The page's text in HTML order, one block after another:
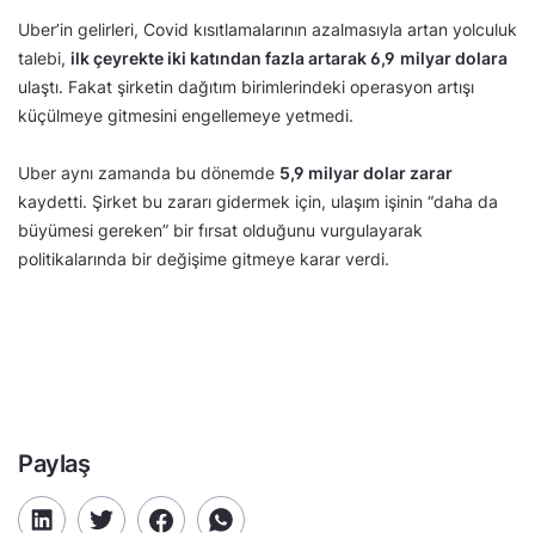
Uber’in gelirleri, Covid kısıtlamalarının azalmasıyla artan yolculuk
talebi, ilk çeyrekte iki katından fazla artarak 6,9 milyar dolara
ulaştı. Fakat şirketin dağıtım birimlerindeki operasyon artışı
küçülmeye gitmesini engellemeye yetmedi.
Uber aynı zamanda bu dönemde 5,9 milyar dolar zarar
kaydetti. Şirket bu zararı gidermek için, ulaşım işinin “daha da
büyümesi gereken” bir fırsat olduğunu vurgulayarak
politikalarında bir değişime gitmeye karar verdi.
Paylaş